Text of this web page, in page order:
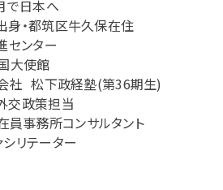
で日本へ
・都筑区牛久保在住
センター
大使館
社 松下政経塾(第36期生)
交政策担当
員事務所コンサルタント
リテーター